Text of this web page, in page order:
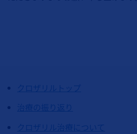
クロザリルトップ
治療の振り返り
クロザリル治療について